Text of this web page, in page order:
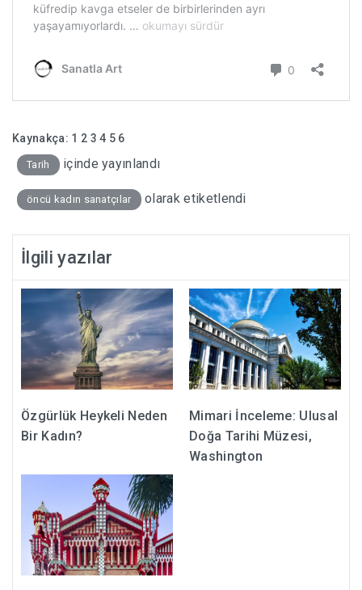
Kaynakça: 1 2 3 4 5 6
Tarih içinde yayınlandı
öncü kadın sanatçılar olarak etiketlendi
İlgili yazılar
Özgürlük Heykeli Neden
Bir Kadın?
Mimari İnceleme: Ulusal
Doğa Tarihi Müzesi,
Washington